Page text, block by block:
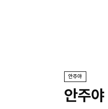
안주야
안주